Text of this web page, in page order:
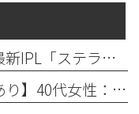
【導入キャンペーン開催中】最新IPL「ステラM22」で透明感のある素肌へ
バイオリジェン②【症例写真あり】40代女性：目元の小じわ改善